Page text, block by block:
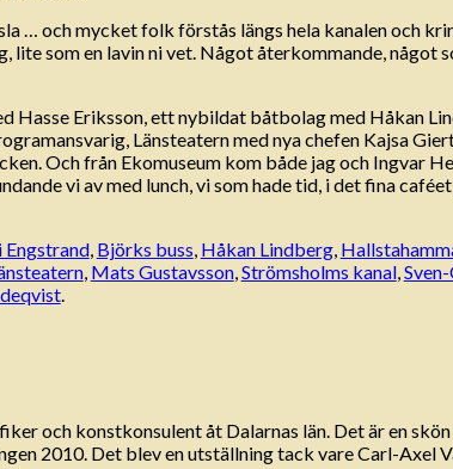
… och mycket folk förstås längs hela kanalen och
som en lavin ni vet. Något återkommande, något
Hasse Eriksson, ett nybildat båtbolag med Håkan
Länsteatern med nya chefen Kajsa
Och från Ekomuseum kom både jag och Ingvar
vi av med lunch, vi som hade tid, i det fina
Engstrand, Björks buss, Håkan Lindberg,
, Mats Gustavsson,Strömsholms kanal,
.
och konstkonsulent åt Dalarnas län. Det är en
2010. Det blev en utställning tack vare Carl-Axel